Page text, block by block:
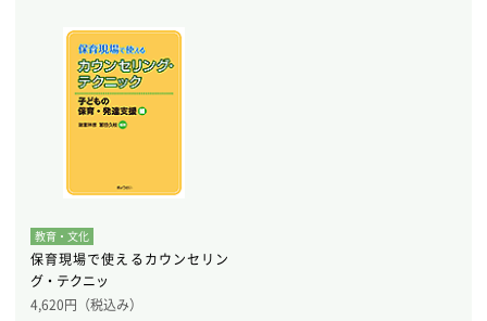
教育・文化
保育現場で使えるカウンセリン
グ・テクニッ
4,620円（税込み）